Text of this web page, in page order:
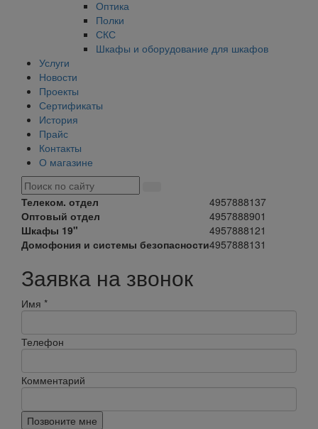
Оптика
Полки
СКС
Шкафы и оборудование для шкафов
Услуги
Новости
Проекты
Сертификаты
История
Прайс
Контакты
О магазине
Телеком. отдел
4957888137
Оптовый отдел
4957888901
Шкафы 19"
4957888121
Домофония и системы безопасности4957888131
Заявка на звонок
Имя *
Телефон
Комментарий
Позвоните мне